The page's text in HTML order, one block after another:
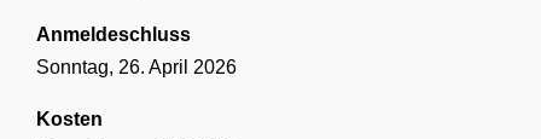
Anmeldeschluss
Sonntag, 26. April 2026
Kosten